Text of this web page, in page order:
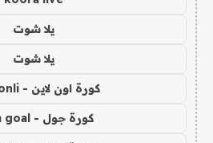
يلا شوت
يلا شوت
كورة اون لاين - kora onli
كورة جول - kora goal